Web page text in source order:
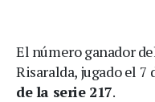
El número ganador
Risaralda, jugado el 7
de la serie 217.